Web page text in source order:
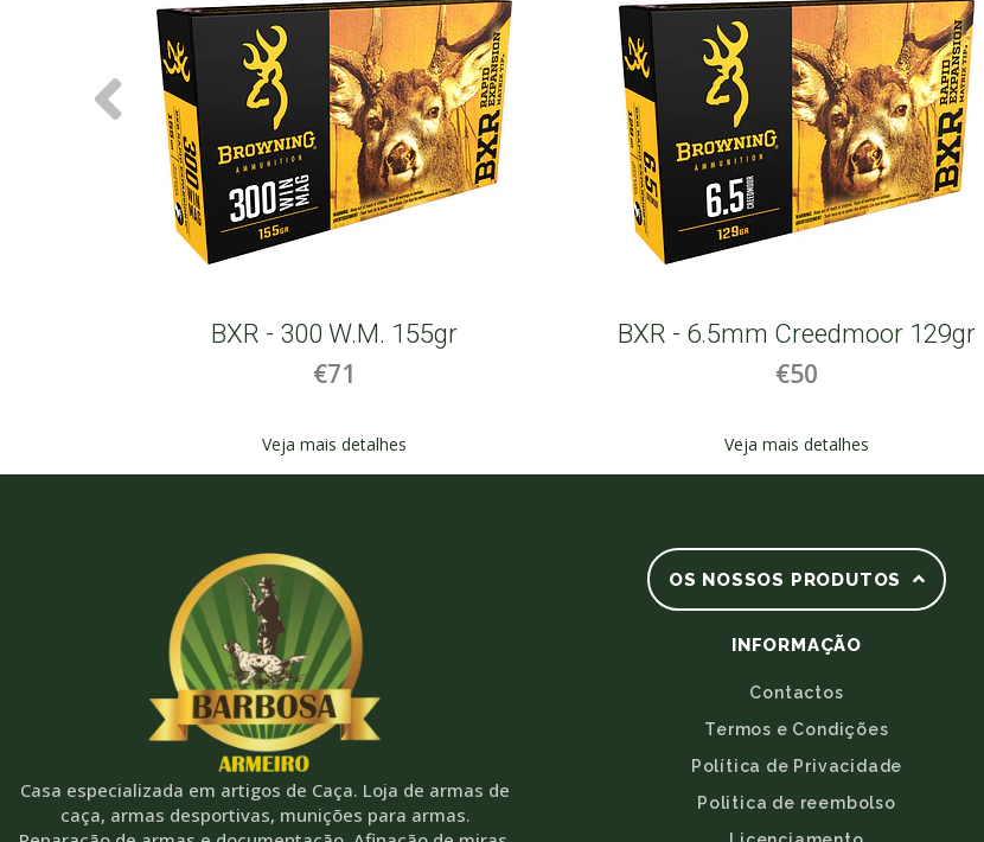
BXR - 300 W.M. 155gr
€71
Veja mais detalhes
BXR - 6.5mm Creedmoor 129gr
€50
Veja mais detalhes
Casa especializada em artigos de Caça. Loja de armas de
caça, armas desportivas, munições para armas.
OS NOSSOS PRODUTOS
INFORMAÇÃO
Contactos
Termos e Condições
Política de Privacidade
Politica de reembolso